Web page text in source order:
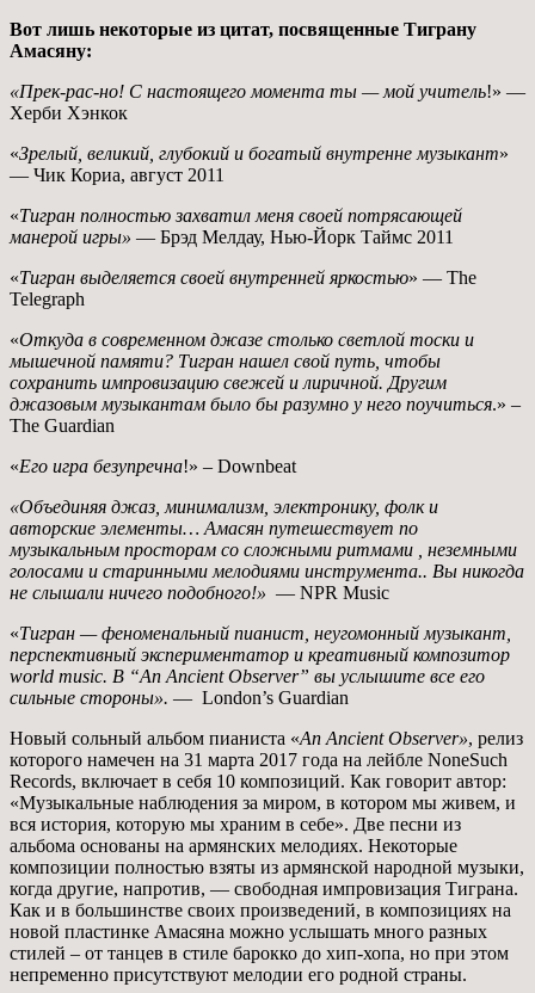
Вот лишь некоторые из цитат, посвященные Тиграну
Амасяну:
«Прек-рас-но! С настоящего момента ты — мой учитель!» —
Херби Хэнкок
«Зрелый, великий, глубокий и богатый внутренне музыкант»
— Чик Кориа, август 2011
«Тигран полностью захватил меня своей потрясающей
манерой игры» — Брэд Мелдау, Нью-Йорк Таймс 2011
«Тигран выделяется своей внутренней яркостью» — The
Telegraph
«Откуда в современном джазе столько светлой тоски и
мышечной памяти? Тигран нашел свой путь, чтобы
сохранить импровизацию свежей и лиричной. Другим
джазовым музыкантам было бы разумно у него поучиться.» –
The Guardian
«Его игра безупречна!» – Downbeat
«Объединяя джаз, минимализм, электронику, фолк и
авторские элементы… Амасян путешествует по
музыкальным просторам со сложными ритмами , неземными
голосами и старинными мелодиями инструмента.. Вы никогда
не слышали ничего подобного!» — NPR Music
«Тигран — феноменальный пианист, неугомонный музыкант,
перспективный экспериментатор и креативный композитор
world music. В “An Ancient Observer” вы услышите все его
сильные стороны». — London’s Guardian
Новый сольный альбом пианиста «An Ancient Observer», релиз
которого намечен на 31 марта 2017 года на лейбле NoneSuch
Records, включает в себя 10 композиций. Как говорит автор:
«Музыкальные наблюдения за миром, в котором мы живем, и
вся история, которую мы храним в себе». Две песни из
альбома основаны на армянских мелодиях. Некоторые
композиции полностью взяты из армянской народной музыки,
когда другие, напротив, — свободная импровизация Тиграна.
Как и в большинстве своих произведений, в композициях на
новой пластинке Амасяна можно услышать много разных
стилей – от танцев в стиле барокко до хип-хопа, но при этом
непременно присутствуют мелодии его родной страны.